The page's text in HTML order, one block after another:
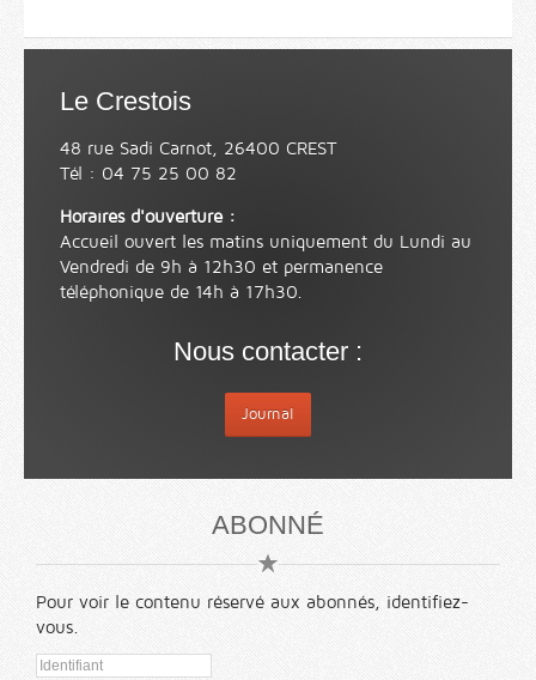
Le Crestois
48 rue Sadi Carnot, 26400 CREST
Tél : 04 75 25 00 82
Horaires d'ouverture :
Accueil ouvert les matins uniquement du Lundi au
Vendredi de 9h à 12h30 et permanence
téléphonique de 14h à 17h30.
Nous contacter :
Journal
ABONNÉ
Pour voir le contenu réservé aux abonnés, identifiez-
vous.